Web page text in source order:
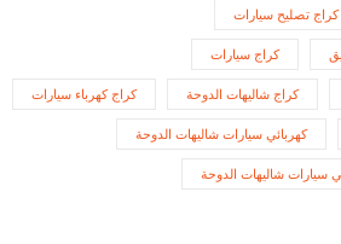
كراج تصليح سيارات
كراج سيارات
كراج شاليهات الدوحة كراج كهرباء سيارات
كهربائي سيارات شاليهات الدوحة
سيارات شاليهات الدوحة